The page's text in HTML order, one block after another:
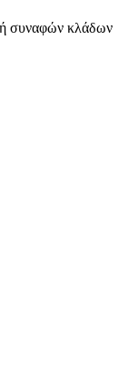
ή συναφών κλάδων